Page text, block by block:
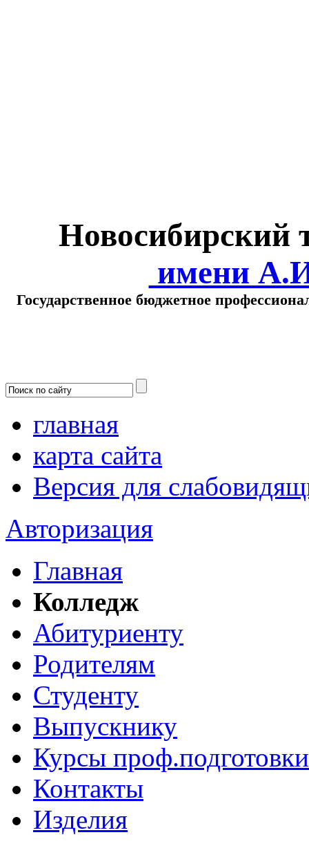
Новосибирский
имени
Государственное бюджетное
главная
карта сайта
Версия для
Авторизация
Главная
Колледж
Абитуриенту
Родителям
Студенту
Выпускнику
Курсы проф.подготовки
Контакты
Изделия